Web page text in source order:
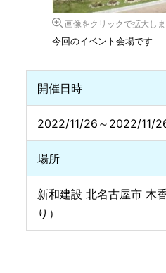
画像をクリックで拡大し
今回のイベント会場です
開催日時
2022/11/26～2022/11/
場所
新和建設 北名古屋市 木
り）